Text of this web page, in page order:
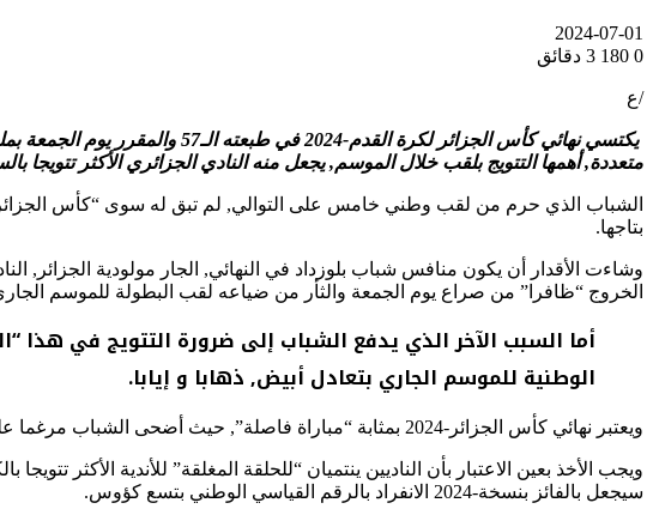
2024-07-01
0
3 دقائق
/ع
متعددة, أهمها التتويج بلقب خلال الموسم, يجعل منه النادي الجزائري الأكثر
الشباب الذي حرم من لقب وطني خامس على التوالي, لم تبق له سوى “كأس
بتاجها.
وشاءت الأقدار أن يكون منافس شباب بلوزداد في النهائي, الجار مولودية الجزائر,
الخروج “ظافرا” من صراع يوم الجمعة والثأر من ضياعه لقب البطولة للموسم
أما السبب الآخر الذي يدفع الشباب إلى ضرورة التتويج في هذا
الوطنية للموسم الجاري بتعادل أبيض, ذهابا و إيابا.
ويعتبر نهائي كأس الجزائر-2024 بمثابة “مباراة فاصلة”, حيث أضحى الشباب مرغما على الفوز بها لإثبات زعامته على الأندية الجزائرية في منافسة الكأس.
ويجب الأخذ بعين الاعتبار بأن الناديين ينتميان “للحلقة المغلقة” للأندية الأكثر
سيجعل بالفائز بنسخة-2024 الانفراد بالرقم القياسي الوطني بتسع كؤوس.